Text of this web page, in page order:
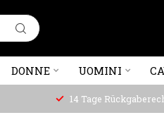
DONNE UOMINI
14 Tage